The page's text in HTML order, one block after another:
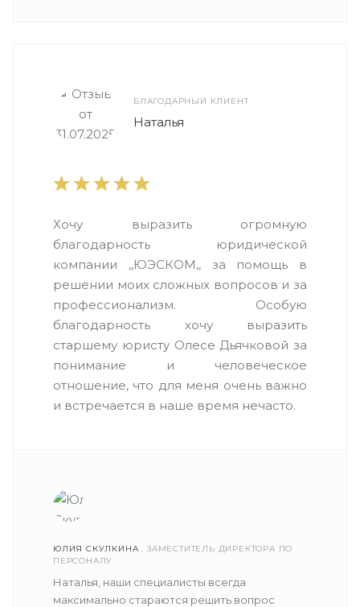
БЛАГОДАРНЫЙ КЛИЕНТ
Наталья
Хочу выразить огромную
благодарность юридической
компании ,,ЮЭСКОМ,, за помощь в
решении моих сложных вопросов и за
профессионализм. Особую
благодарность хочу выразить
старшему юристу Олесе Дьячковой за
понимание и человеческое
отношение, что для меня очень важно
и встречается в наше время нечасто.
ЮЛИЯ СКУЛКИНА , ЗАМЕСТИТЕЛЬ ДИРЕКТОРА ПО
ПЕРСОНАЛУ
Наталья, наши специалисты всегда
максимально стараются решить вопрос